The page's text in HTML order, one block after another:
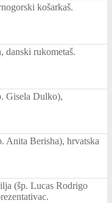
košarkaš.
danski rukometaš.
Gisela Dulko),
Anita Berisha), hrvatska
(šp. Lucas Rodrigo